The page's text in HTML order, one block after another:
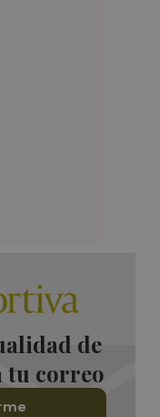
de
tu correo